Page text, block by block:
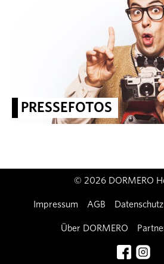
PRESSEFOTOS
© 2026 DORMERO
Impressum AGB Datenschutz
Über DORMERO